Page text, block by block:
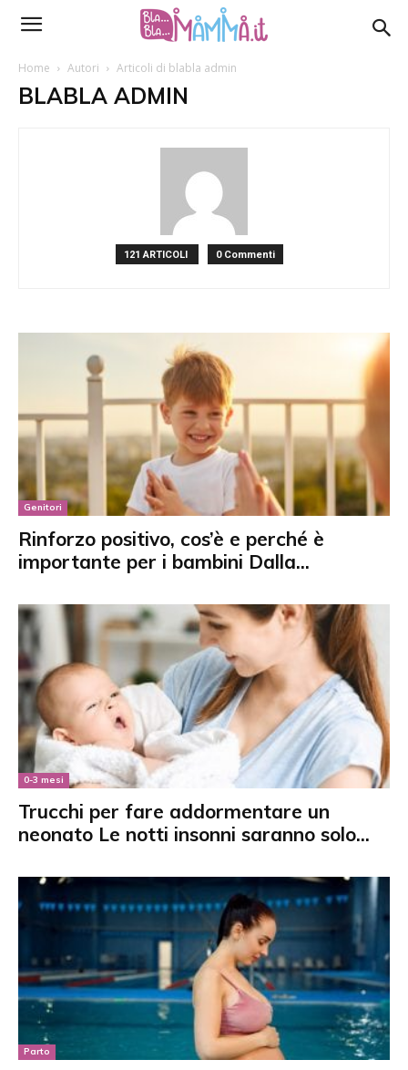
Home Autori Articoli di blabla admin
BLABLA ADMIN
121 ARTICOLI 0 Commenti
Genitori
Rinforzo positivo, cos’è e perché è
importante per i bambini Dalla...
0-3 mesi
Trucchi per fare addormentare un
neonato Le notti insonni saranno solo...
Parto